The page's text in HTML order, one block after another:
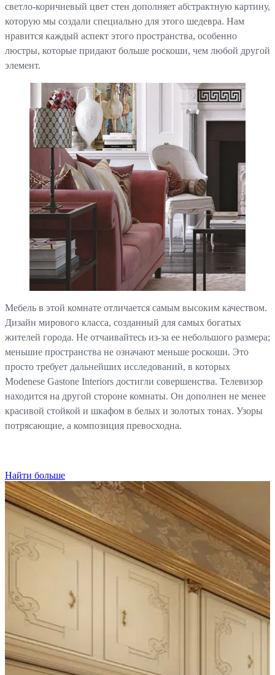
светло-коричневый цвет стен дополняет абстрактную картину,
которую мы создали специально для этого шедевра. Нам
нравится каждый аспект этого пространства, особенно
люстры, которые придают больше роскоши, чем любой другой
элемент.
Мебель в этой комнате отличается самым высоким качеством.
Дизайн мирового класса, созданный для самых богатых
жителей города. Не отчаивайтесь из-за ее небольшого размера;
меньшие пространства не означают меньше роскоши. Это
просто требует дальнейших исследований, в которых
Modenese Gastone Interiors достигли совершенства. Телевизор
находится на другой стороне комнаты. Он дополнен не менее
красивой стойкой и шкафом в белых и золотых тонах. Узоры
потрясающие, а композиция превосходна.
Найти больше